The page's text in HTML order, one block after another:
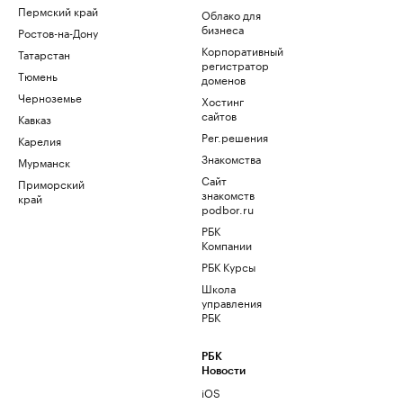
Пермский край
Ростов-на-Дону
Татарстан
Тюмень
Черноземье
Кавказ
Карелия
Мурманск
Приморский
край
Облако для
бизнеса
Корпоративный
регистратор
доменов
Хостинг
сайтов
Рег.решения
Знакомства
Сайт
знакомств
podbor.ru
РБК
Компании
РБК Курсы
Школа
управления
РБК
РБК
Новости
iOS